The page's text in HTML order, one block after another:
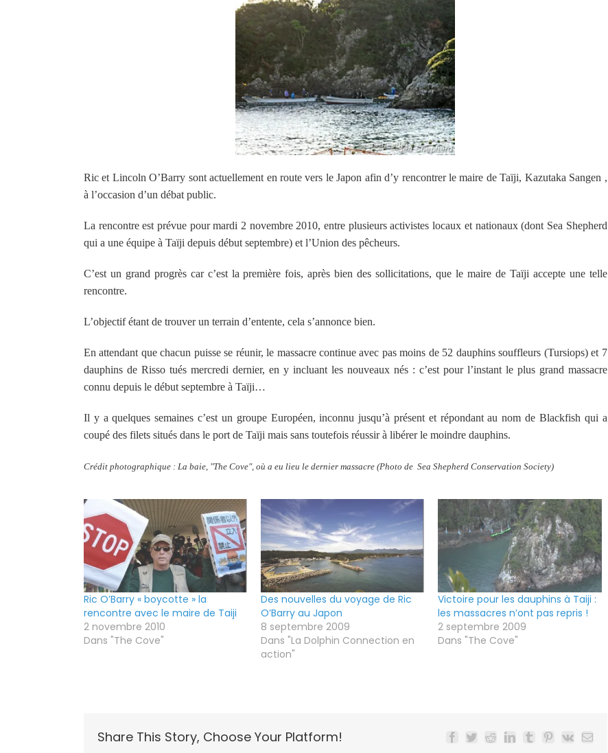
Ric et Lincoln O’Barry sont actuellement en route vers le Japon afin d’y rencontrer le maire de Taïji, Kazutaka Sangen ,
à l’occasion d’un débat public.
La rencontre est prévue pour mardi 2 novembre 2010, entre plusieurs activistes locaux et nationaux (dont Sea Shepherd
qui a une équipe à Taïji depuis début septembre) et l’Union des pêcheurs.
C’est un grand progrès car c’est la première fois, après bien des sollicitations, que le maire de Taïji accepte une telle
rencontre.
L’objectif étant de trouver un terrain d’entente, cela s’annonce bien.
En attendant que chacun puisse se réunir, le massacre continue avec pas moins de 52 dauphins souffleurs (Tursiops) et 7
dauphins de Risso tués mercredi dernier, en y incluant les nouveaux nés : c’est pour l’instant le plus grand massacre
connu depuis le début septembre à Taïji…
Il y a quelques semaines c’est un groupe Européen, inconnu jusqu’à présent et répondant au nom de Blackfish qui a
coupé des filets situés dans le port de Taïji mais sans toutefois réussir à libérer le moindre dauphins.
Crédit photographique : La baie, "The Cove", où a eu lieu le dernier massacre (Photo de Sea Shepherd Conservation Society)
Ric O’Barry « boycotte » la
rencontre avec le maire de Taiji
2 novembre 2010
Dans "The Cove"
Des nouvelles du voyage de Ric
O’Barry au Japon
8 septembre 2009
Dans "La Dolphin Connection en
action"
Victoire pour les dauphins à Taiji :
les massacres n’ont pas repris !
2 septembre 2009
Dans "The Cove"
Share This Story, Choose Your Platform! Facebook
TwitterRedditLinkedIn
TumblrPinterest
Vk Email